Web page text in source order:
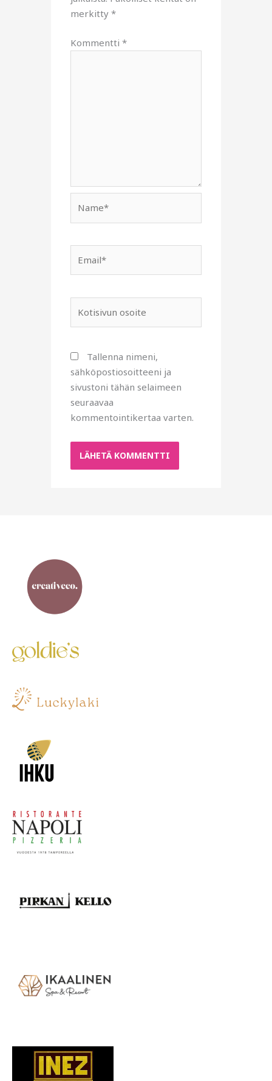
merkitty*
Kommentti*
osoite
Tallenna nimeni,
sähköpostiosoitteeni ja
sivustoni tähän selaimeen
seuraavaa
kommentointikertaa varten.